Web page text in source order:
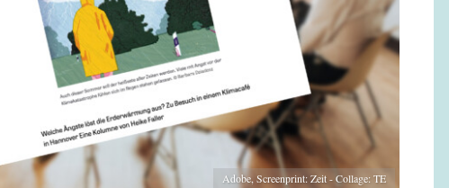
Adobe, Screenprint: Zeit - Collage: TE